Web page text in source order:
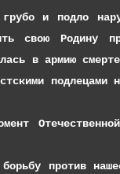
и подло
свою Родину
в армию
подлецами
Отечественной
против